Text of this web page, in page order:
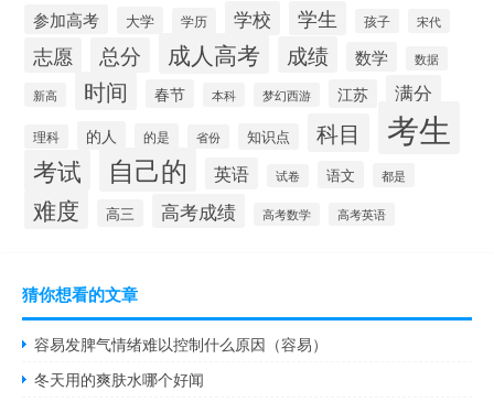
参加高考 大学 学历 学校 学生 孩子 宋代
志愿 总分 成人高考 成绩 数学 数据
新高 时间 春节 本科 梦幻西游 江苏 满分
理科 的人 的是 省份 知识点 科目 考生
考试 自己的 英语 试卷 语文 都是
难度 高三 高考成绩 高考数学 高考英语
猜你想看的文章
容易发脾气情绪难以控制什么原因（容易）
冬天用的爽肤水哪个好闻